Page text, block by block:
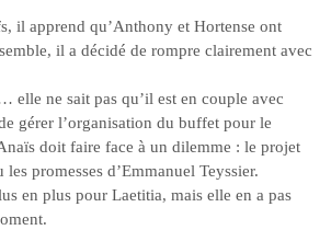
il apprend qu’Anthony et Hortense ont
il a décidé de rompre clairement avec
elle ne sait pas qu’il est en couple avec
gérer l’organisation du buffet pour le
doit faire face à un dilemme : le projet
promesses d’Emmanuel Teyssier.
en plus pour Laetitia, mais elle en a pas